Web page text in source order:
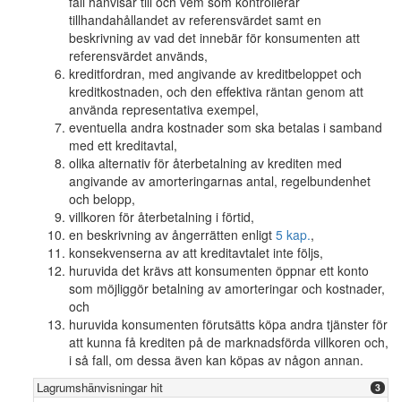
tillhandahållandet av referensvärdet samt en
beskrivning av vad det innebär för konsumenten att
referensvärdet används,
kreditfordran, med angivande av kreditbeloppet och
kreditkostnaden, och den effektiva räntan genom att
använda representativa exempel,
eventuella andra kostnader som ska betalas i samband
med ett kreditavtal,
olika alternativ för återbetalning av krediten med
angivande av amorteringarnas antal, regelbundenhet
och belopp,
villkoren för återbetalning i förtid,
en beskrivning av ångerrätten enligt 5 kap.,
konsekvenserna av att kreditavtalet inte följs,
huruvida det krävs att konsumenten öppnar ett konto
som möjliggör betalning av amorteringar och kostnader,
och
huruvida konsumenten förutsätts köpa andra tjänster för
att kunna få krediten på de marknadsförda villkoren och,
i så fall, om dessa även kan köpas av någon annan.
Lagrumshänvisningar hit 3